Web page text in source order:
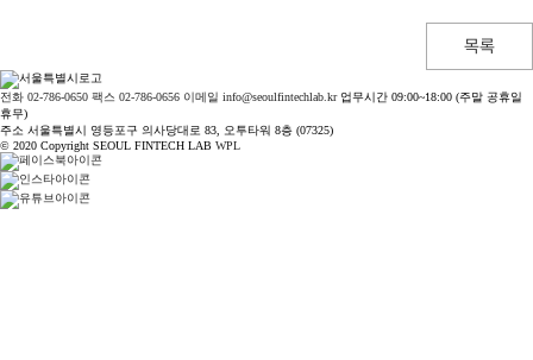
목록
전화 02-786-0650 팩스 02-786-0656 이메일 info@seoulfintechlab.kr 업무시간 09:00~18:00 (주말 공휴일
휴무)
주소 서울특별시 영등포구 의사당대로 83, 오투타워 8층 (07325)
© 2020 Copyright SEOUL FINTECH LAB WPL